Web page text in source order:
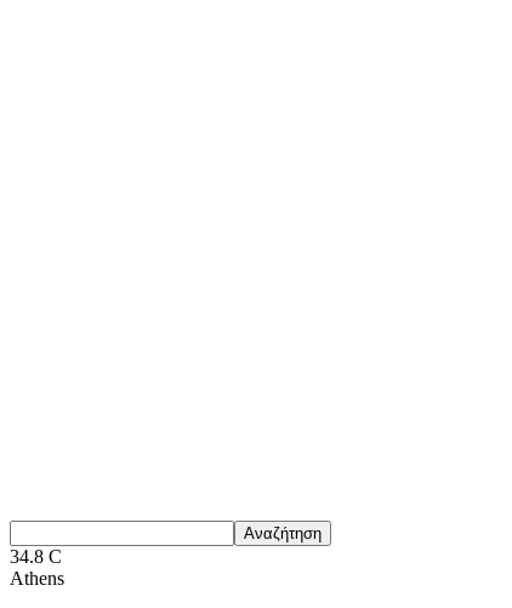
34.8 C
Athens